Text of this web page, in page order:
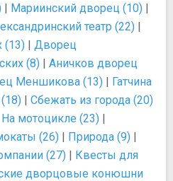
| Мариинский дворец (10) |
театр (22) |
(13) | Дворец
(8) | Аничков дворец
Меншикова (13) | Гатчина
| Сбежать из города (20)
На мотоцикле (23) |
(26) | Природа (9) |
(27) | Квесты для
дворцовые конюшни